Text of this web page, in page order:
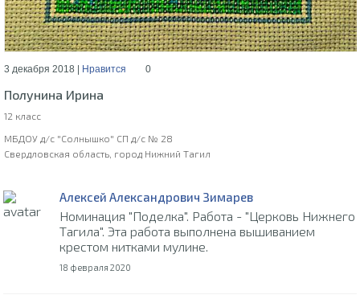
3 декабря 2018 | Нравится 0
Полунина Ирина
12 класс
МБДОУ д/с "Солнышко" СП д/с № 28
Свердловская область, город Нижний Тагил
Алексей Александрович Зимарев
Номинация "Поделка". Работа - "Церковь Нижнего
Тагила". Эта работа выполнена вышиванием
крестом нитками мулине.
18 февраля 2020